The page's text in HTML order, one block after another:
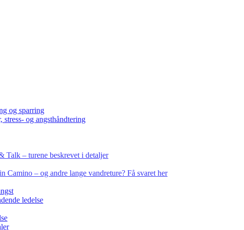
og sparring
og angsthåndtering
Talk – turene beskrevet i detaljer
– og andre lange vandreture? Få svaret her
ledelse